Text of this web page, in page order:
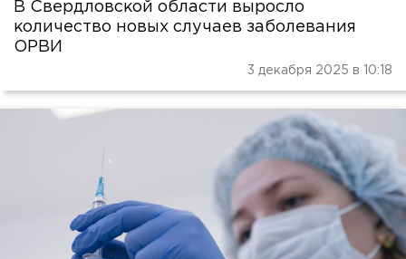
В Свердловской области выросло
количество новых случаев заболевания
ОРВИ
3 декабря 2025 в 10:18